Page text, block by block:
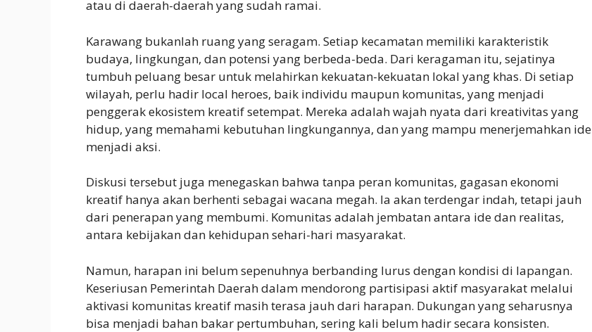
atau di daerah-daerah yang sudah ramai.
Karawang bukanlah ruang yang seragam. Setiap kecamatan memiliki karakteristik
budaya, lingkungan, dan potensi yang berbeda-beda. Dari keragaman itu, sejatinya
tumbuh peluang besar untuk melahirkan kekuatan-kekuatan lokal yang khas. Di setiap
wilayah, perlu hadir local heroes, baik individu maupun komunitas, yang menjadi
penggerak ekosistem kreatif setempat. Mereka adalah wajah nyata dari kreativitas yang
hidup, yang memahami kebutuhan lingkungannya, dan yang mampu menerjemahkan ide
menjadi aksi.
Diskusi tersebut juga menegaskan bahwa tanpa peran komunitas, gagasan ekonomi
kreatif hanya akan berhenti sebagai wacana megah. Ia akan terdengar indah, tetapi jauh
dari penerapan yang membumi. Komunitas adalah jembatan antara ide dan realitas,
antara kebijakan dan kehidupan sehari-hari masyarakat.
Namun, harapan ini belum sepenuhnya berbanding lurus dengan kondisi di lapangan.
Keseriusan Pemerintah Daerah dalam mendorong partisipasi aktif masyarakat melalui
aktivasi komunitas kreatif masih terasa jauh dari harapan. Dukungan yang seharusnya
bisa menjadi bahan bakar pertumbuhan, sering kali belum hadir secara konsisten.